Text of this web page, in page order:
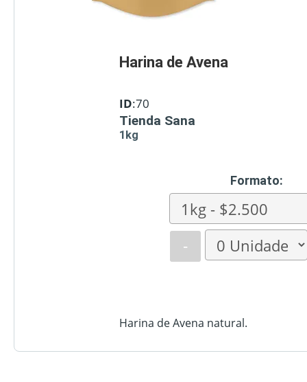
Harina de Avena
ID:70
Tienda Sana
1kg
Formato:
-
Harina de Avena natural.